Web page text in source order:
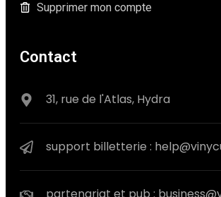
Supprimer mon compte
Contact
31, rue de l'Atlas, Hydra
support billetterie :